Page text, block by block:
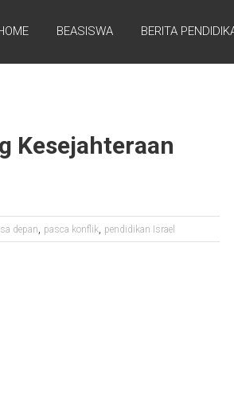
BEASISWA BERITA
Kesejahteraan
depan, pasca konflik, pendidikan Israel